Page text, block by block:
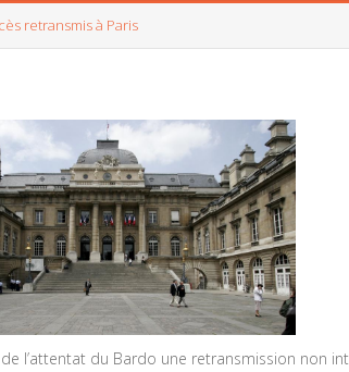
retransmis à Paris
l’attentat du Bardo une retransmission non